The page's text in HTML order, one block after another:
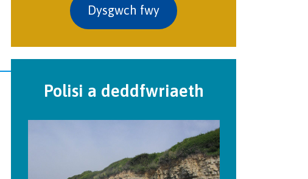
Dysgwch fwy
Polisi a deddfwriaeth